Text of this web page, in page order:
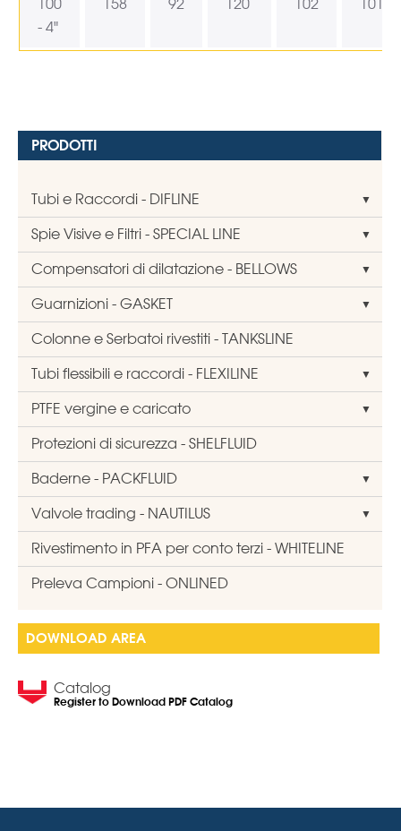
PRODOTTI
Tubi e Raccordi - DIFLINE
Spie Visive e Filtri - SPECIAL LINE
Compensatori di dilatazione - BELLOWS
Guarnizioni - GASKET
Colonne e Serbatoi rivestiti - TANKSLINE
Tubi flessibili e raccordi - FLEXILINE
PTFE vergine e caricato
Protezioni di sicurezza - SHELFLUID
Baderne - PACKFLUID
Valvole trading - NAUTILUS
Rivestimento in PFA per conto terzi - WHITELINE
Preleva Campioni - ONLINED
DOWNLOAD AREA
Catalog
Register to Download PDF Catalog
- 4"